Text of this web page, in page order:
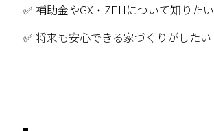
✅ 補助金やGX・ZEHについて知りたい
✅ 将来も安心できる家づくりがしたい